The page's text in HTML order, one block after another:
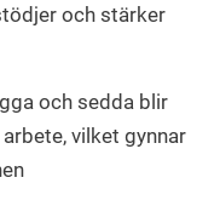
och stärker
och sedda blir
vilket gynnar